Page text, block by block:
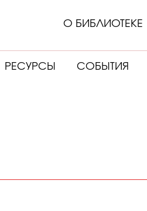
О БИБЛИОТЕКЕ
РЕСУРСЫ СОБЫТИЯ